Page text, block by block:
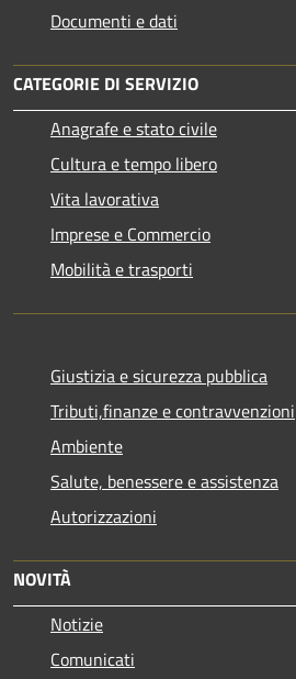
Documenti e dati
CATEGORIE DI SERVIZIO
Anagrafe e stato civile
Cultura e tempo libero
Vita lavorativa
Imprese e Commercio
Mobilità e trasporti
Giustizia e sicurezza pubblica
Tributi,finanze e contravvenzioni
Ambiente
Salute, benessere e assistenza
Autorizzazioni
NOVITÀ
Notizie
Comunicati